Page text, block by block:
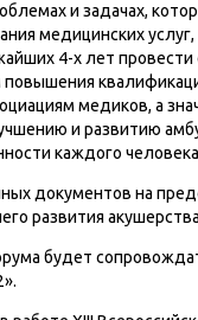
и задачах,
медицинских
4-х лет
медиков, а
и развитию
каждого человека
документов на
развития
будет